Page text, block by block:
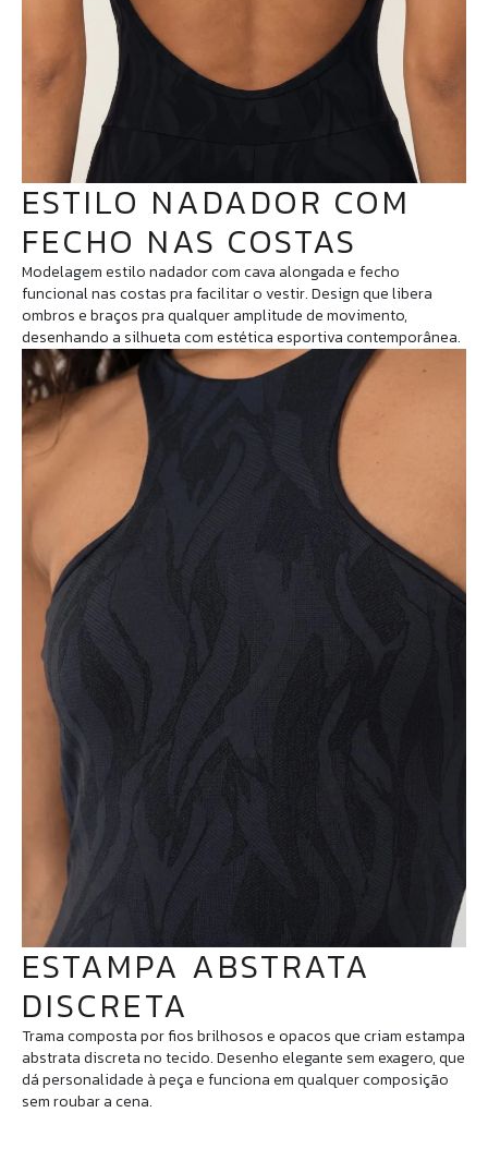
ESTILO NADADOR COM
FECHO NAS COSTAS
Modelagem estilo nadador com cava alongada e fecho
funcional nas costas pra facilitar o vestir. Design que libera
ombros e braços pra qualquer amplitude de movimento,
desenhando a silhueta com estética esportiva contemporânea.
ESTAMPA ABSTRATA
DISCRETA
Trama composta por fios brilhosos e opacos que criam estampa
abstrata discreta no tecido. Desenho elegante sem exagero, que
dá personalidade à peça e funciona em qualquer composição
sem roubar a cena.